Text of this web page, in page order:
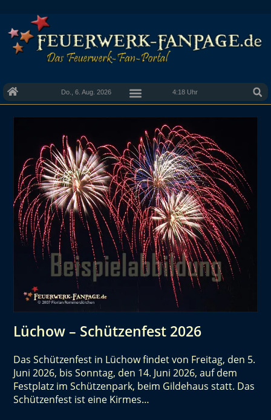
Do., 6. Aug. 2026 4:18 Uhr
Lüchow – Schützenfest 2026
Das Schützenfest in Lüchow findet von Freitag, den 5.
Juni 2026, bis Sonntag, den 14. Juni 2026, auf dem
Festplatz im Schützenpark, beim Gildehaus statt. Das
Schützenfest ist eine Kirmes…